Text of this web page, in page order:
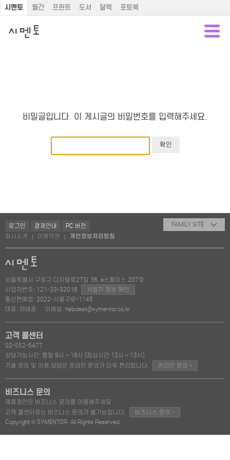
시멘토 월간 프린트 도서 달력 포토북
비밀글입니다. 이 게시글의 비밀번호를 입력해주세요.
로그인 결제안내
PC 버전
회사소개
이용약관 개인정보처리방침
FAMILY SITE
서울특별시 구로구 디지털로27길 36, e스페이스 207호
사업자번호: 121-33-32016
사업자 정보 확인
통신판매업: 2022-서울구로-1145
대표: 하태훈
이메일: helpdesk@symentor.co.kr
고객 콜센터
02-552-5477
상담가능시간: 평일 9시 ~ 18시 (점심시간 12시 ~ 13시)
기술 문의 및 이용 상담은 온라인 문의가 더욱 편리합니다.
온라인 문의 >
비즈니스 문의
제휴제안은 비즈니스 문의를 이용해주세요.
고객 콜센터로는 비즈니스 문의가 불가능합니다.
비즈니스 문의 >
Copyright © SYMENTOR. All Rights Reserved.